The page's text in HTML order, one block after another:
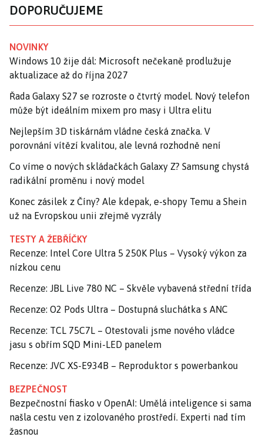
DOPORUČUJEME
NOVINKY
Windows 10 žije dál: Microsoft nečekaně prodlužuje
aktualizace až do října 2027
Řada Galaxy S27 se rozroste o čtvrtý model. Nový telefon
může být ideálním mixem pro masy i Ultra elitu
Nejlepším 3D tiskárnám vládne česká značka. V
porovnání vítězí kvalitou, ale levná rozhodně není
Co víme o nových skládačkách Galaxy Z? Samsung chystá
radikální proměnu i nový model
Konec zásilek z Číny? Ale kdepak, e-shopy Temu a Shein
už na Evropskou unii zřejmě vyzrály
TESTY A ŽEBŘÍČKY
Recenze: Intel Core Ultra 5 250K Plus – Vysoký výkon za
nízkou cenu
Recenze: JBL Live 780 NC – Skvěle vybavená střední třída
Recenze: O2 Pods Ultra – Dostupná sluchátka s ANC
Recenze: TCL 75C7L – Otestovali jsme nového vládce
jasu s obřím SQD Mini-LED panelem
Recenze: JVC XS-E934B – Reproduktor s powerbankou
BEZPEČNOST
Bezpečnostní fiasko v OpenAI: Umělá inteligence si sama
našla cestu ven z izolovaného prostředí. Experti nad tím
žasnou